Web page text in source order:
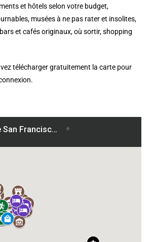
et hôtels selon votre budget,
musées à ne pas rater et insolites,
et cafés originaux, où sortir, shopping
télécharger gratuitement la carte pour